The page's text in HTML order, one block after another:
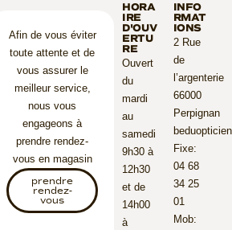
Afin de vous éviter
toute attente et de
vous assurer le
meilleur service,
nous vous
engageons à
prendre rendez-
vous en magasin
prendre
rendez-
vous
HORA
IRE
D'OUV
ERTU
RE
Ouvert
du
mardi
au
samedi
9h30 à
12h30
et de
14h00
à
INFO
RMAT
IONS
2 Rue
de
l’argenterie
66000
Perpignan
Fixe:
04 68
34 25
01
Mob: